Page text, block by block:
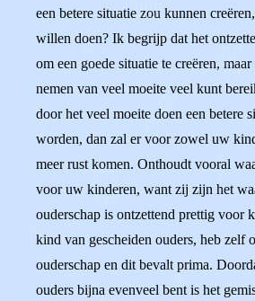
een betere situatie zou kunnen
willen doen? Ik begrijp dat het
om een goede situatie te creëren,
nemen van veel moeite veel kunt
door het veel moeite doen een betere
worden, dan zal er voor zowel uw
meer rust komen. Onthoudt vooral
voor uw kinderen, want zij zijn het
ouderschap is ontzettend prettig voor
kind van gescheiden ouders, heb zelf
ouderschap en dit bevalt prima.
ouders bijna evenveel bent is het